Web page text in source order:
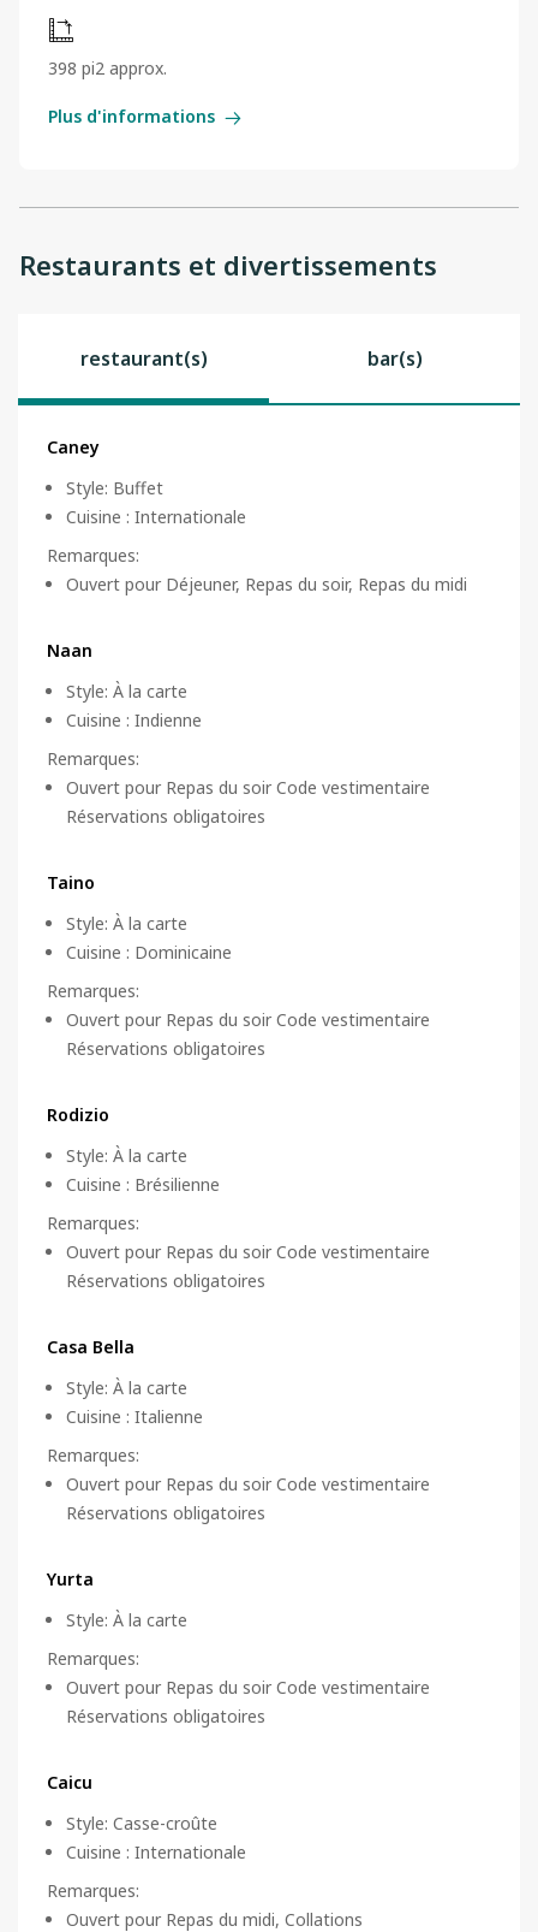
398 pi2 approx.
Plus d'informations
Restaurants et divertissements
restaurant(s) bar(s)
Caney
Style: Buffet
Cuisine : Internationale
Remarques:
Ouvert pour Déjeuner, Repas du soir, Repas du midi
Naan
Style: À la carte
Cuisine : Indienne
Remarques:
Ouvert pour Repas du soir Code vestimentaire
Réservations obligatoires
Taino
Style: À la carte
Cuisine : Dominicaine
Remarques:
Ouvert pour Repas du soir Code vestimentaire
Réservations obligatoires
Rodizio
Style: À la carte
Cuisine : Brésilienne
Remarques:
Ouvert pour Repas du soir Code vestimentaire
Réservations obligatoires
Casa Bella
Style: À la carte
Cuisine : Italienne
Remarques:
Ouvert pour Repas du soir Code vestimentaire
Réservations obligatoires
Yurta
Style: À la carte
Remarques:
Ouvert pour Repas du soir Code vestimentaire
Réservations obligatoires
Caicu
Style: Casse-croûte
Cuisine : Internationale
Remarques:
Ouvert pour Repas du midi, Collations